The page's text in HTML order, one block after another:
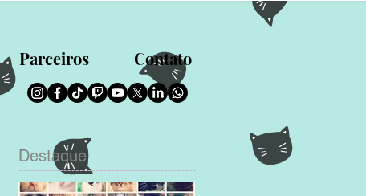
Parceiros Contato
Destaque